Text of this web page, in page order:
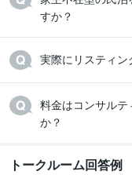
すか？
実際にリスティン
料金はコンサル
トークルーム回答例